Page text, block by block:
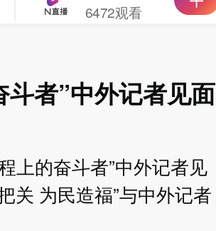
6472观看
者”中外记者见面
上的奋斗者”中外记者见
关 为民造福”与中外记者